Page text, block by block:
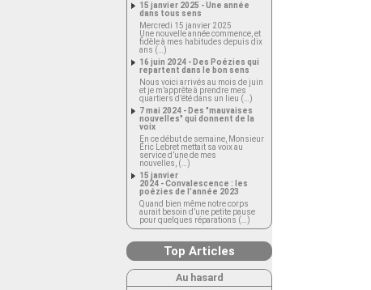
15 janvier 2025 - Une année
dans tous sens
Mercredi 15 janvier 2025
Une nouvelle année commence, et
fidèle à mes habitudes depuis dix
ans (…)
16 juin 2024 - Des Poézies qui
repartent dans le bon sens
Nous voici arrivés au mois de juin
et je m’apprête à prendre mes
quartiers d’été dans un lieu (…)
7 mai 2024 - Des "mauvaises
nouvelles" qui donnent de la
voix
En ce début de semaine, Monsieur
Éric Lebret mettait sa voix au
service d’une de mes
nouvelles, (…)
15 janvier
2024 - Convalescence : les
poézies de l’année 2023
Quand bien même notre corps
aurait besoin d’une petite pause
pour quelques réparations (…)
Top Articles
Au hasard